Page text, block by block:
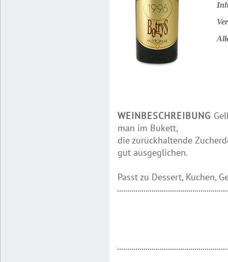
WEINBESCHREIBUNG
man im Bukett,
die zurückhaltende
gut ausgeglichen.
Passt zu Dessert, Kuchen,